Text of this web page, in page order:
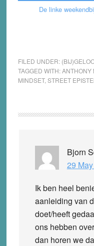
De linke
FILED UNDER:
TAGGED WITH:ANTHONY
MINDSET, STREET
Interactions
Bjorn
29
Ik ben heel
aanleiding van
doet/heeft
ons hebben
dan horen we